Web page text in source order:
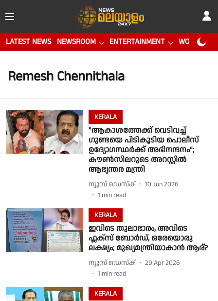
LATEST NEWS NEWSROOM ENTERTAINMENT WORLD CUP
Remesh Chennithala
KERALA
"ആകാശത്തേക്ക് വെടിവച്ച്
ഗുണ്ടയെ പിടികൂടിയ പൊലീസ്
ഉദ്യോഗസ്ഥർക്ക് അഭിനന്ദനം";
കൗൺസിലറുടെ അറസ്റ്റിൽ
ആഭ്യന്തര മന്ത്രി
ന്യൂസ് ഡെസ്ക്
10 Jun 2026
1 min read
KERALA
ഇവിടെ തുലാഭാരം, അവിടെ
ഫ്ലക്സ് ബോർഡ്, ഒരേയൊരു
ലക്ഷ്യം; മുഖ്യമന്ത്രിയാകാൻ ആര്?
ന്യൂസ് ഡെസ്ക്
29 Apr 2026
1 min read
KERALA